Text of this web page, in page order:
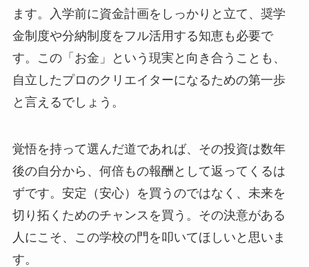
ます。入学前に資金計画をしっかりと立て、奨学
金制度や分納制度をフル活用する知恵も必要で
す。この「お金」という現実と向き合うことも、
自立したプロのクリエイターになるための第一歩
と言えるでしょう。
覚悟を持って選んだ道であれば、その投資は数年
後の自分から、何倍もの報酬として返ってくるは
ずです。安定（安心）を買うのではなく、未来を
切り拓くためのチャンスを買う。その決意がある
人にこそ、この学校の門を叩いてほしいと思いま
す。